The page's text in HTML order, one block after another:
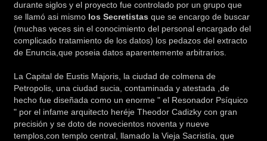
durante siglos y el proyecto fue controlado por un grupo que
se llamó asi mismo los Secretistas que se encargo de buscar
(muchas veces sin el conocimiento del personal encargado del
complicado tratamiento de los datos) los pedazos del extracto
de Enuncia,que poseia datos aparentemente arbitrarios.
La Capital de Eustis Majoris, la ciudad de colmena de
Petropolis, una ciudad sucia, contaminada y atestada ,de
hecho fue diseñada como un enorme " el Resonador Psíquico
" por el infame arquitecto heréje Theodor Cadizky con gran
precisión y se doto de novecientos noventa y nueve
templos,con templo central, llamado la Vieja Sacristía, que